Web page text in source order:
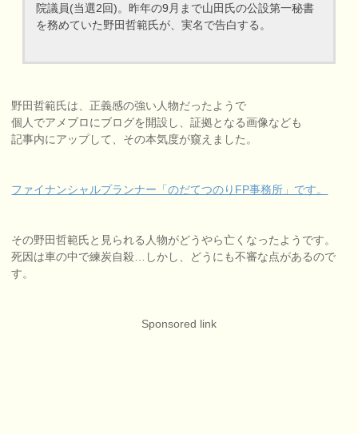
院議員(当選2回)。昨年の9月まで山田氏の公設第一秘書
を務めていた野田哲範氏が、実名で告白する。
野田哲範氏は、正義感の強い人物だったようで
個人でアメブロにブログを開設し、証拠となる画像なども
記事内にアップして、その本気度が窺えました。
ファイナンシャルプランナー「のだてつのりFP事務所」です。
その野田哲範氏と見られる人物がどうやら亡くなったようです。
死因は車の中で練炭自殺…しかし、どうにも不審な点があるので
す。
Sponsored link